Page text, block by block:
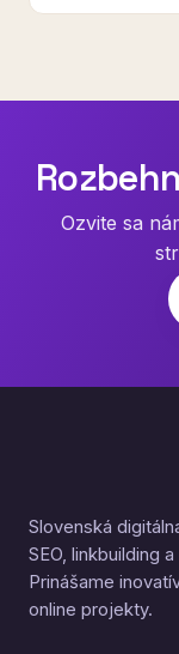
Ozvite sa
Slovenská
SEO, linkbuilding
Prinášame
online projekty.